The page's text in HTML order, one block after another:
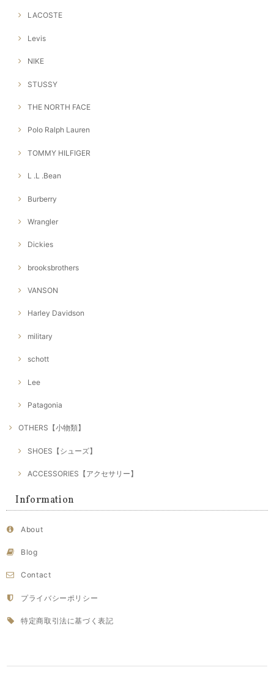
LACOSTE
Levis
NIKE
STUSSY
THE NORTH FACE
Polo Ralph Lauren
TOMMY HILFIGER
L .L .Bean
Burberry
Wrangler
Dickies
brooksbrothers
VANSON
Harley Davidson
military
schott
Lee
Patagonia
OTHERS【小物類】
SHOES【シューズ】
ACCESSORIES【アクセサリー】
Information
About
Blog
Contact
プライバシーポリシー
特定商取引法に基づく表記